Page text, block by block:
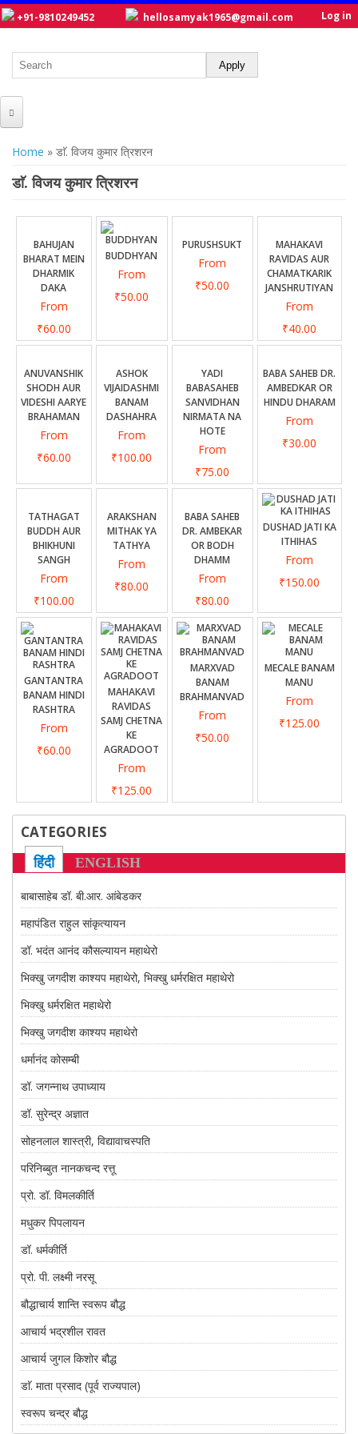
+91-9810249452 hellosamyak1965@gmail.com Log in
ABOUT US
POSTERS
GALLERY
You are here
Home » डाॅ. विजय कुमार त्रिशरन
डाॅ. विजय कुमार त्रिशरन
BAHUJAN
BHARAT MEIN
DHARMIK
DAKA
From
₹60.00
BUDDHYAN
From
₹50.00
PURUSHSUKT
From
₹50.00
MAHAKAVI
RAVIDAS AUR
CHAMATKARIK
JANSHRUTIYAN
From
₹40.00
ANUVANSHIK
SHODH AUR
VIDESHI AARYE
BRAHAMAN
From
₹60.00
ASHOK
VIJAIDASHMI
BANAM
DASHAHRA
From
₹100.00
YADI
BABASAHEB
SANVIDHAN
NIRMATA NA
HOTE
From
₹75.00
BABA SAHEB DR.
AMBEDKAR OR
HINDU DHARAM
From
₹30.00
TATHAGAT
BUDDH AUR
BHIKHUNI
SANGH
From
₹100.00
ARAKSHAN
MITHAK YA
TATHYA
From
₹80.00
BABA SAHEB
DR. AMBEKAR
OR BODH
DHAMM
From
₹80.00
DUSHAD JATI KA
ITHIHAS
From
₹150.00
GANTANTRA
BANAM HINDI
RASHTRA
From
₹60.00
MAHAKAVI
RAVIDAS
SAMJ CHETNA
KE
AGRADOOT
From
₹125.00
MARXVAD
BANAM
BRAHMANVAD
From
₹50.00
MECALE BANAM
MANU
From
₹125.00
CATEGORIES
हिंदी ENGLISH
बाबासाहेब डॉ. बी.आर. आंबेडकर
महापंडित राहुल सांकृत्यायन
डॉ. भदंत आनंद कौसल्यायन महाथेरो
भिक्खु जगदीश काश्यप महाथेरो, भिक्खु धर्मरक्षित महाथेरो
भिक्खु धर्मरक्षित महाथेरो
भिक्खु जगदीश काश्यप महाथेरो
धर्मानंद कोसम्बी
डॉ. जगन्नाथ उपाध्याय
डॉ. सुरेन्द्र अज्ञात
सोहनलाल शास्त्री, विद्यावाचस्पति
परिनिब्बुत नानकचन्द रत्तू
प्रो. डॉ. विमलकीर्ति
मधुकर पिपलायन
डॉ. धर्मकीर्ति
प्रो. पी. लक्ष्मी नरसू
बौद्धाचार्य शान्ति स्वरूप बौद्ध
आचार्य भद्रशील रावत
आचार्य जुगल किशोर बौद्ध
डाॅ. माता प्रसाद (पूर्व राज्यपाल)
स्वरूप चन्द्र बौद्ध